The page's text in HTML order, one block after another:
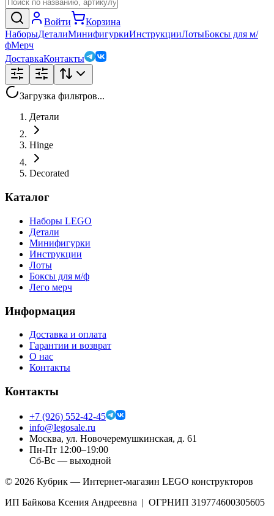
Войти
Корзина
НаборыДеталиМинифигуркиИнструкцииЛотыБоксы для м/
фМерч
ДоставкаКонтакты
Загрузка фильтров...
Детали
Hinge
Decorated
Каталог
Наборы LEGO
Детали
Минифигурки
Инструкции
Лоты
Боксы для м/ф
Лего мерч
Информация
Доставка и оплата
Гарантии и возврат
О нас
Контакты
Контакты
+7 (926) 552-42-45
info@legosale.ru
Москва, ул. Новочеремушкинская, д. 61
Пн-Пт 12:00–19:00
Сб-Вс — выходной
© 2026 Кубрик — Интернет-магазин LEGO конструкторов
ИП Байкова Ксения Андреевна | ОГРНИП 319774600305605